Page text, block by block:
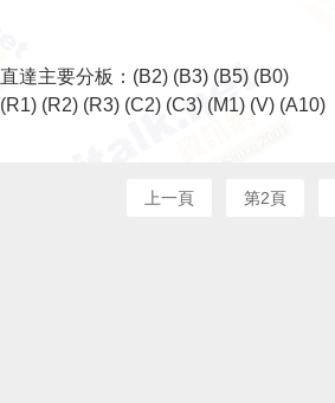
直達主要分板： (B2) (B3) (B5) (B0)
(R1) (R2) (R3) (C2) (C3) (M1) (V) (A10)
上一頁 第2頁